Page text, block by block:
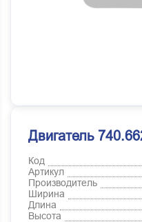
Двигатель
Код
Артикул
Производитель
Ширина
Длина
Высота